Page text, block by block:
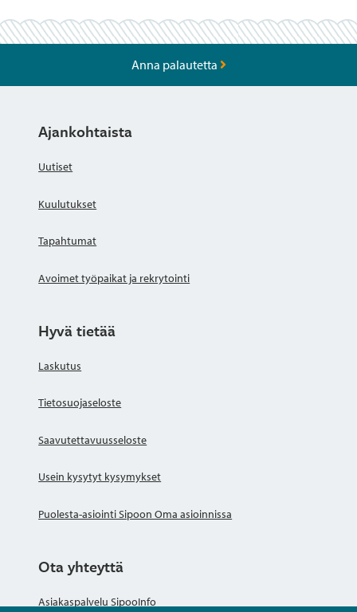
Anna palautetta
Ajankohtaista
Uutiset
Kuulutukset
Tapahtumat
Avoimet työpaikat ja rekrytointi
Hyvä tietää
Laskutus
Tietosuojaseloste
Saavutettavuusseloste
Usein kysytyt kysymykset
Puolesta-asiointi Sipoon Oma asioinnissa
Ota yhteyttä
Asiakaspalvelu SipooInfo